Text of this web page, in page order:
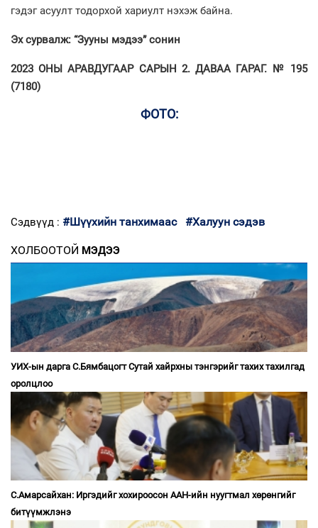
гэдэг асуулт тодорхой хариулт нэхэж байна.
Эх сурвалж: “Зууны мэдээ” сонин
2023 ОНЫ АРАВДУГААР САРЫН 2. ДАВАА ГАРАГ. № 195
(7180)
ФОТО:
Сэдвүүд : #Шүүхийн танхимаас #Халуун сэдэв
ХОЛБООТОЙ МЭДЭЭ
УИХ-ын дарга С.Бямбацогт Сутай хайрхны тэнгэрийг тахих тахилгад
оролцлоо
С.Амарсайхан: Иргэдийг хохироосон ААН-ийн нуугтмал хөрөнгийг
битүүмжлэнэ